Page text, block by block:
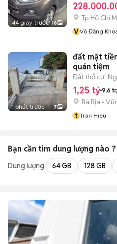
44 giây trước 16
Tp Hồ Chí
VVõ Đăng
1 phút trước 7
đất mặt
quán tiệm
Đất thổ cư
1,25 tỷ 9,6
Bà Rịa -
t Tran Hieu
Bạn cần tìm dung lượng nào ?
Dung lượng: 64 GB 128 GB